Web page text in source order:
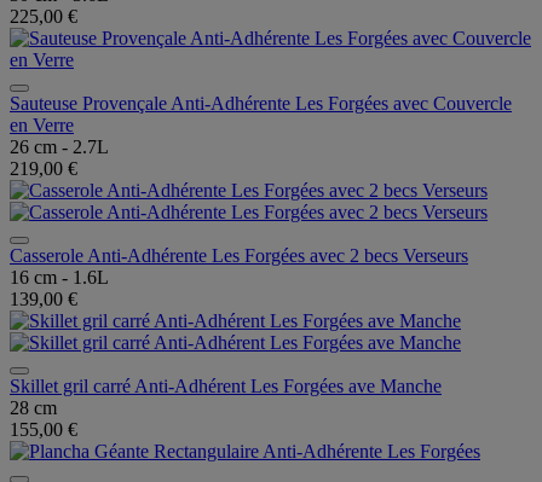
225,00 €
Sauteuse Provençale Anti-Adhérente Les Forgées avec Couvercle
en Verre
26 cm - 2.7L
219,00 €
Casserole Anti-Adhérente Les Forgées avec 2 becs Verseurs
16 cm - 1.6L
139,00 €
Skillet gril carré Anti-Adhérent Les Forgées ave Manche
28 cm
155,00 €